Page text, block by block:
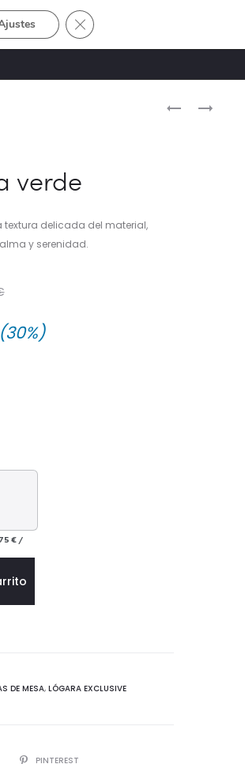
Buscar
LÁMPARA
LÁMPARA
verde
textura delicada del material,
y serenidad.
(30%)
€ /
DE MESA, LÓGARA EXCLUSIVE
PINTEREST
Cerrar el banner de cookies